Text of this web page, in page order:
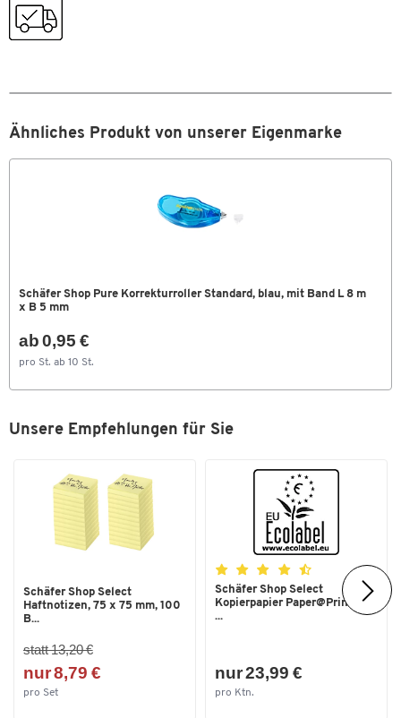
Ähnliches Produkt von unserer Eigenmarke
Schäfer Shop Pure Korrekturroller Standard, blau, mit Band L 8 m
x B 5 mm
ab 0,95 €
pro St. ab 10 St.
Unsere Empfehlungen für Sie
Schäfer Shop Select
Haftnotizen, 75 x 75 mm, 100
B...
statt 13,20 €
nur 8,79 €
pro Set
Schäfer Shop Select
Kopierpapier Paper@Print, DIN
...
nur 23,99 €
pro Ktn.